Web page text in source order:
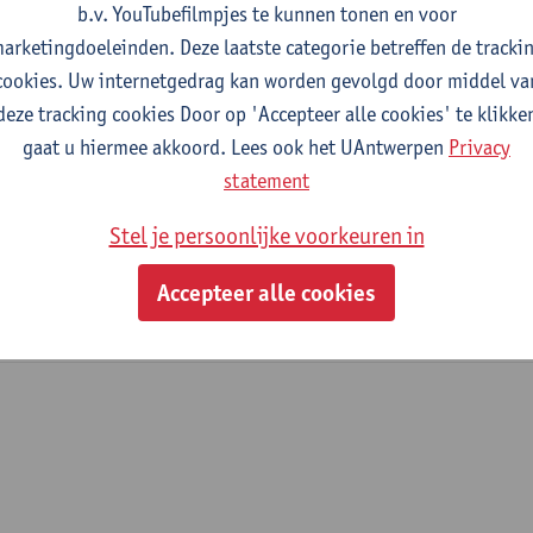
je maandelijks op de hoogte te blijven van
je in op de mailinglijst
want to receive the ECHO Teaching Tips inEnglish
b.v. YouTubefilmpjes te kunnen tonen en voor
Deze laatste categorie betreffen de
Uw internetgedrag kan worden gevolgd door middel
tracking cookies Door op 'Accepteer alle cookies' te
gaat u hiermee akkoord. Lees ook het UAntwerpen Privacy
statement
Stel je persoonlijke voorkeuren in
Accepteer alle cookies